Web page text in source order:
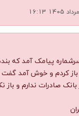
سرشماره پیامک آمد که
کردم و خوش آمد گفت
صادرات ندارم و باز